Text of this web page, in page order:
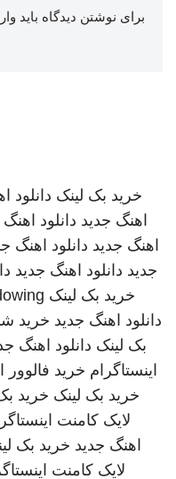
برای نوشتن دیدگاه باید
خرید بک لینک دانلود
اهنگ جدید دانلود
اهنگ جدید دانلود اهنگ
جدید دانلود اهنگ جدید
خرید بک لینک
دانلود اهنگ جدید خرید
بک لینک دانلود اهنگ
اینستاگرام خرید فالوور
خرید بک لینک خرید
لایک کامنت
اهنگ جدید خرید بک
لایک کامنت